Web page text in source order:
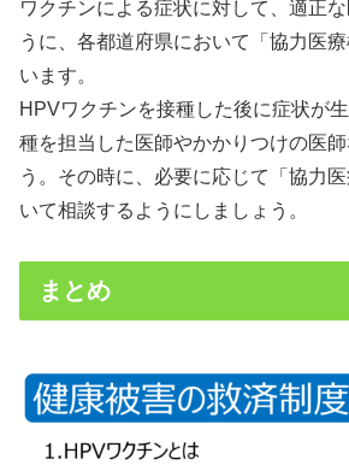
ワクチンによる症状に対して、適正
うに、各都道府県において「協力医
います。
HPVワクチンを接種した後に症状が
種を担当した医師やかかりつけの医
う。その時に、必要に応じて「協力
いて相談するようにしましょう。
まとめ